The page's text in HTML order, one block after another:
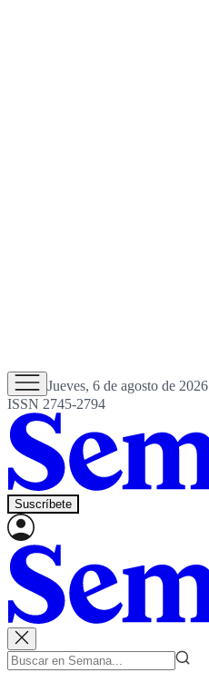
Jueves, 6 de agosto de 2026
ISSN 2745-2794
Suscríbete